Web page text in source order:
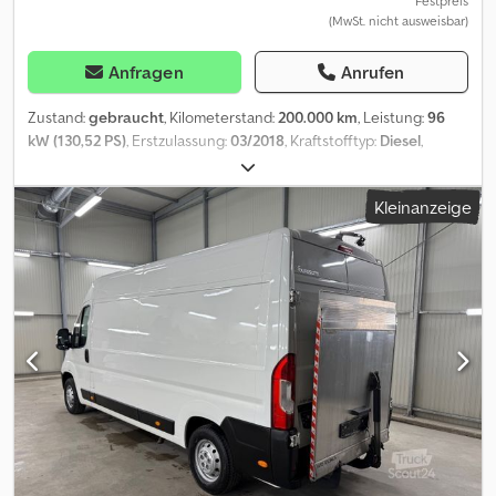
(MwSt. nicht ausweisbar)
Anfragen Anrufen
Zustand:gebraucht, Kilometerstand: 200.000 km, Leistung:96
kW (130,52 PS) , Erstzulassung:03/2018 , Kraftstofftyp: Diesel
, nächste Prüfung (TÜV):
Weiß, Getriebetyp:mechanisch, Emissionsklasse:Euro6,
Ausstattung:ABS, Elektronisches Stabilitätsprogramm (ESP),
Rußfilter, Zentralverriegelung
, Sonderausstattung:
Anhängerkupplung, City-Paket, Dachablage / Ablagegalerie Dach
vorn, Design-Paket, Federung hinten verstärkt, Geschwindigkeits-
Begrenzeranlage, Heckflügeltüren (Öffnungswinkel 270 Grad),
Komfort-Paket, Sitzsockelverkleidung, Unterfahrschutz Weitere
Ausstattung: Airbag Fahrerseite, Audiosystem: Radio mit CD-Player
(MP3-fähig) - Display integriert, Außenspiegel mit Weitwinkel,
Bodenplatte im Laderaum, Bordcomputer, Fahrassistenz-System:
Notbrems-Assistent, Heckflügeltüren ohne Verglasung,
Karosserie/Aufbau: Kasten Hochraum Standard, Kopfstützen
gepolstert, Kraftstofftank: 90 Ltr., Laderaumtrennwand, Motor 2,0
Ltr. - 96 kW Blue-HDI FAP KAT, Radstand 3450 mm, Reserverad in
Kleinanzeige